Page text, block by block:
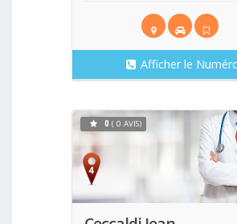
Afficher le
0 ( 0 AVIS)